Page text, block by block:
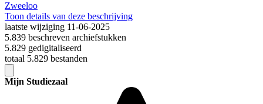
Zweeloo
Toon details van deze beschrijving
laatste wijziging 11-06-2025
5.839 beschreven archiefstukken
5.829 gedigitaliseerd
totaal 5.829 bestanden
Mijn Studiezaal